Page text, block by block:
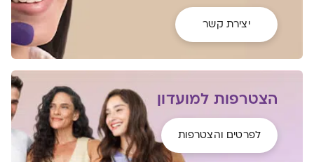
יצירת קשר
הצטרפות למועדון
לפרטים והצטרפות